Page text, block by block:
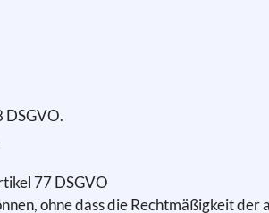
DSGVO.
77 DSGVO
ohne dass die Rechtmäßigkeit